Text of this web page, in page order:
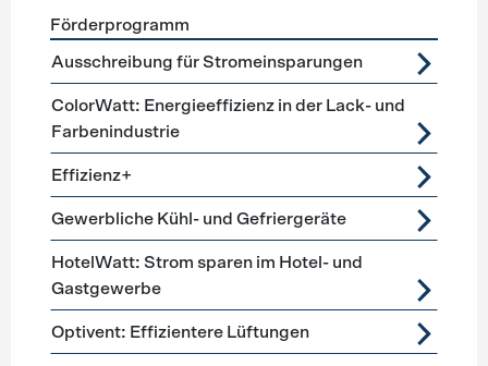
Förderprogramme Lüftung, Kälte, Klima
Förderprogramm
Ausschreibung für Stromeinsparungen
ColorWatt: Energieeffizienz in der Lack- und
Farbenindustrie
Effizienz+
Gewerbliche Kühl- und Gefriergeräte
HotelWatt: Strom sparen im Hotel- und
Gastgewerbe
Optivent: Effizientere Lüftungen